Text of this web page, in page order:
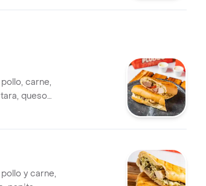
carne,
queso
de la casa
y carne,